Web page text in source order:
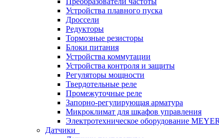
Устройства плавного пуска
Дроссели
Редукторы
Тормозные резисторы
Блоки питания
Устройства коммутации
Устройства контроля и защиты
Регуляторы мощности
Твердотельные реле
Промежуточные реле
Запорно-регулирующая арматура
Микроклимат для шкафов управления
Электротехническое оборудование
Датчики